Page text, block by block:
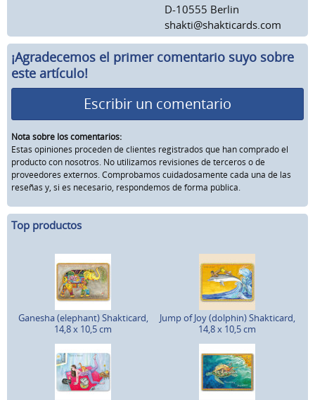
D-10555 Berlin
shakti@shakticards.com
¡Agradecemos el primer comentario suyo sobre
este artículo!
Escribir un comentario
Nota sobre los comentarios:
Estas opiniones proceden de clientes registrados que han comprado el
producto con nosotros. No utilizamos revisiones de terceros o de
proveedores externos. Comprobamos cuidadosamente cada una de las
reseñas y, si es necesario, respondemos de forma pública.
Top productos
Ganesha (elephant) Shakticard,
14,8 x 10,5 cm
Jump of Joy (dolphin) Shakticard,
14,8 x 10,5 cm